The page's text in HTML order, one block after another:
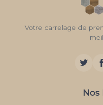
Votre carrelage de
Nos